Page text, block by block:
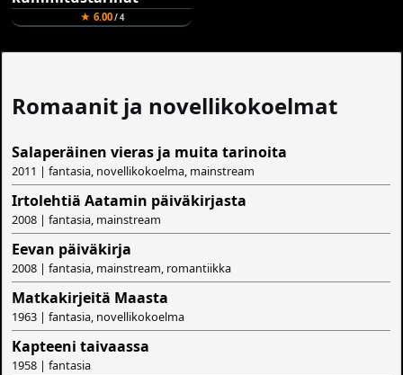
★ 6.00/ 4
Romaanit ja novellikokoelmat
Salaperäinen vieras ja muita tarinoita
2011 | fantasia, novellikokoelma, mainstream
Irtolehtiä Aatamin päiväkirjasta
2008 | fantasia, mainstream
Eevan päiväkirja
2008 | fantasia, mainstream, romantiikka
Matkakirjeitä Maasta
1963 | fantasia, novellikokoelma
Kapteeni taivaassa
1958 | fantasia